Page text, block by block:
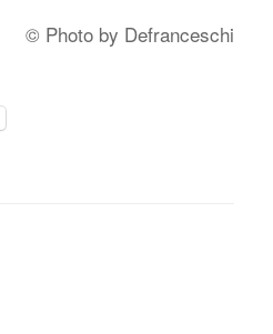
© Photo by Defranceschi